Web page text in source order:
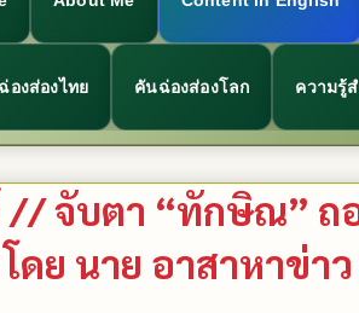
องส่องไทย คันฉ่องส่องโลก ความรู้
// จับตา “ทักษิณ”
ดย นาย อาสาหาข่าว